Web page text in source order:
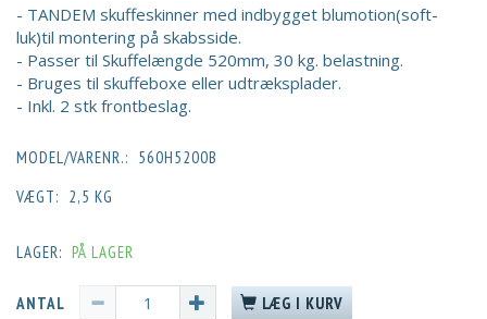
- TANDEM skuffeskinner med indbygget blumotion(soft-
luk)til montering på skabsside.
- Passer til Skuffelængde 520mm, 30 kg. belastning.
- Bruges til skuffeboxe eller udtræksplader.
- Inkl. 2 stk frontbeslag.
MODEL/VARENR.: 560H5200B
VÆGT: 2,5 KG
LAGER: PÅ LAGER
ANTAL LÆG I KURV